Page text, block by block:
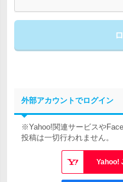
外部アカウントでログイン
※Yahoo!関連サービスや
投稿は一切行われません。
Yahoo!